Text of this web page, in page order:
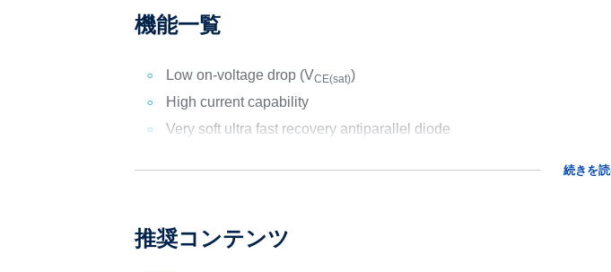
機能一覧
Low on-voltage drop (VCE(sat))
High current capability
Very soft ultra fast recovery antiparallel diode
続きを
推奨コンテンツ